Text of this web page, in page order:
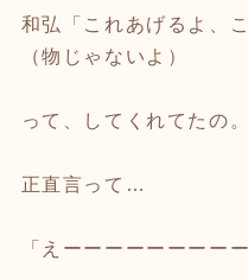
和弘「これあげるよ、
（物じゃないよ）
って、してくれてたの。
正直言って…
「えーーーーーーーー